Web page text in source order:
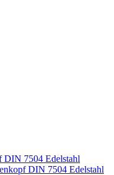
DIN 7504 Edelstahl
DIN 7504 Edelstahl